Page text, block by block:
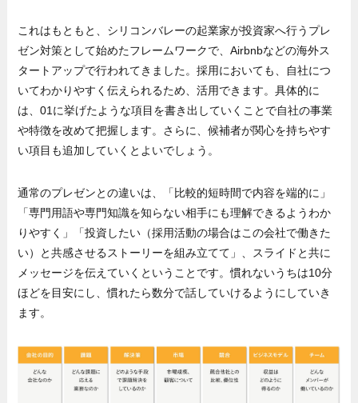
これはもともと、シリコンバレーの起業家が投資家へ行うプレ
ゼン対策として始めたフレームワークで、Airbnbなどの海外ス
タートアップで行われてきました。採用においても、自社につ
いてわかりやすく伝えられるため、活用できます。具体的に
は、01に挙げたような項目を書き出していくことで自社の事業
や特徴を改めて把握します。さらに、候補者が関心を持ちやす
い項目も追加していくとよいでしょう。
通常のプレゼンとの違いは、「比較的短時間で内容を端的に」
「専門用語や専門知識を知らない相手にも理解できるようわか
りやすく」「投資したい（採用活動の場合はこの会社で働きた
い）と共感させるストーリーを組み立てて」、スライドと共に
メッセージを伝えていくということです。慣れないうちは10分
ほどを目安にし、慣れたら数分で話していけるようにしていき
ます。